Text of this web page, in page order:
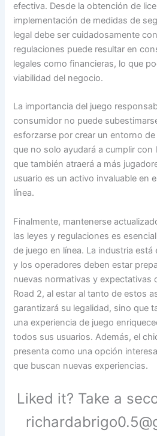
efectiva. Desde la obtención de
implementación de medidas de
legal debe ser cuidadosamente
regulaciones puede resultar en
legales como financieras, lo que
viabilidad del negocio.
La importancia del juego
consumidor no puede
esforzarse por crear un entorno
que no solo ayudará a cumplir con
que también atraerá a más
usuario es un activo invaluable en
línea.
Finalmente, mantenerse
las leyes y regulaciones es
de juego en línea. La industria
y los operadores deben estar
nuevas normativas y expectativas
Road 2, al estar al tanto de estos
garantizará su legalidad, sino que
una experiencia de juego
todos sus usuarios. Además, el
presenta como una opción
que buscan nuevas experiencias.
Liked it? Take a